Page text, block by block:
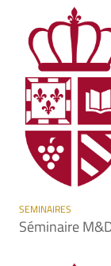
SEMINAIRES
Séminaire